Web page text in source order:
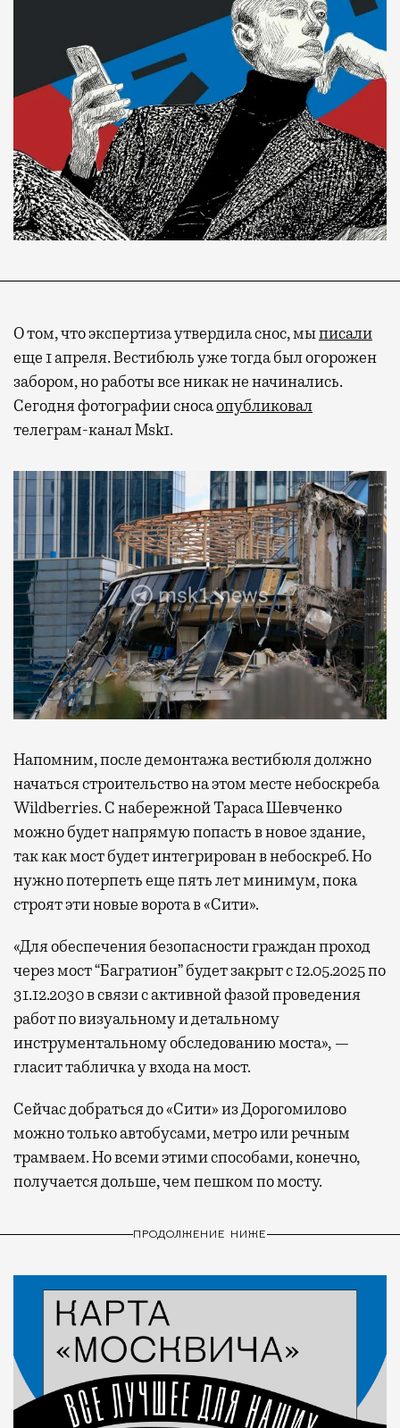
О том, что экспертиза утвердила снос, мыписали
еще 1 апреля. Вестибюль уже тогда был огорожен
забором, но работы все никак не начинались.
Сегодня фотографии сносаопубликовал
телеграм-канал Msk1.
Напомним, после демонтажа вестибюля должно
начаться строительство на этом месте небоскреба
Wildberries. С набережной Тараса Шевченко
можно будет напрямую попасть в новое здание,
так как мост будет интегрирован в небоскреб. Но
нужно потерпеть еще пять лет минимум, пока
строят эти новые ворота в «Сити».
«Для обеспечения безопасности граждан проход
через мост “Багратион” будет закрыт с 12.05.2025 по
31.12.2030 в связи с активной фазой проведения
работ по визуальному и детальному
инструментальному обследованию моста», —
гласит табличка у входа на мост.
Сейчас добраться до «Сити» из Дорогомилово
можно только автобусами, метро или речным
трамваем. Но всеми этими способами, конечно,
получается дольше, чем пешком по мосту.
ПРОДОЛЖЕНИЕ НИЖЕ